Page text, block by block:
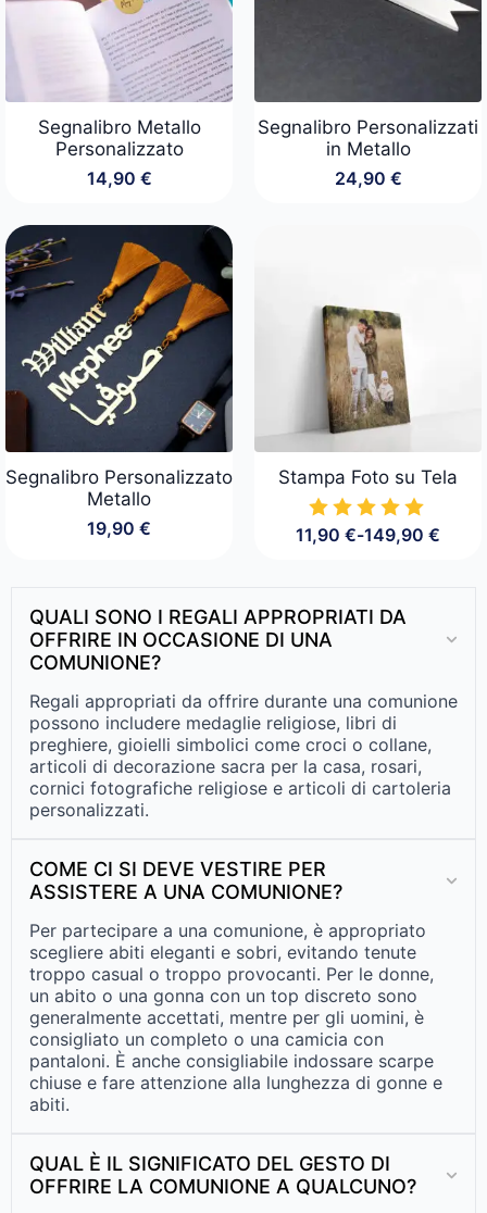
Segnalibro Metallo
Personalizzato
14,90 €
Segnalibro Personalizzati
in Metallo
24,90 €
Segnalibro Personalizzato
Metallo
19,90 €
Stampa Foto su Tela
11,90 €-149,90 €
Fascia
da
11,90 €
QUALI SONO I REGALI APPROPRIATI DA
OFFRIRE IN OCCASIONE DI UNA
COMUNIONE?
Regali appropriati da offrire durante una comunione
possono includere medaglie religiose, libri di
preghiere, gioielli simbolici come croci o collane,
articoli di decorazione sacra per la casa, rosari,
cornici fotografiche religiose e articoli di cartoleria
personalizzati.
COME CI SI DEVE VESTIRE PER
ASSISTERE A UNA COMUNIONE?
Per partecipare a una comunione, è appropriato
scegliere abiti eleganti e sobri, evitando tenute
troppo casual o troppo provocanti. Per le donne,
un abito o una gonna con un top discreto sono
generalmente accettati, mentre per gli uomini, è
consigliato un completo o una camicia con
pantaloni. È anche consigliabile indossare scarpe
chiuse e fare attenzione alla lunghezza di gonne e
abiti.
QUAL È IL SIGNIFICATO DEL GESTO DI
OFFRIRE LA COMUNIONE A QUALCUNO?